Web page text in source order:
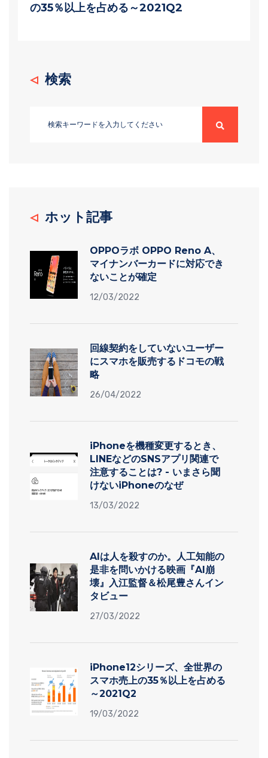
の35％以上を占める～2021Q2
検索
ホット記事
OPPOラボ OPPO Reno A、
マイナンバーカードに対応でき
ないことが確定
12/03/2022
回線契約をしていないユーザー
にスマホを販売するドコモの戦
略
26/04/2022
iPhoneを機種変更するとき、
LINEなどのSNSアプリ関連で
注意することは? - いまさら聞
けないiPhoneのなぜ
13/03/2022
AIは人を殺すのか。人工知能の
是非を問いかける映画『AI崩
壊』入江監督＆松尾豊さんイン
タビュー
27/03/2022
iPhone12シリーズ、全世界の
スマホ売上の35％以上を占める
～2021Q2
19/03/2022